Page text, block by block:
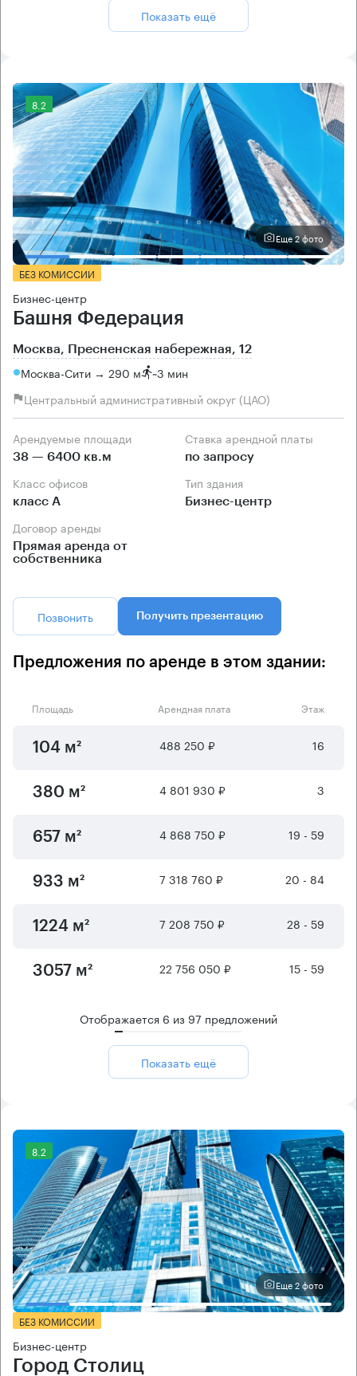
Показать ещё
8.2
Еще 2 фото
БЕЗ КОМИССИИ
Бизнес-центр
Башня Федерация
Москва, Пресненская набережная, 12
Москва-Сити → 290 м ~3 мин
Центральный административный округ (ЦАО)
Арендуемые площади
38 — 6400 кв.м
Ставка арендной платы
по запросу
Класс офисов
класс А
Тип здания
Бизнес-центр
Договор аренды
Прямая аренда от
собственника
Позвонить Получить презентацию
Предложения по аренде в этом здании:
Площадь Арендная плата Этаж
104 м² 488 250 ₽ 16
380 м² 4 801 930 ₽ 3
657 м² 4 868 750 ₽ 19 - 59
933 м² 7 318 760 ₽ 20 - 84
1224 м² 7 208 750 ₽ 28 - 59
3057 м² 22 756 050 ₽ 15 - 59
Отображается 6 из 97 предложений
Показать ещё
8.2
Еще 2 фото
БЕЗ КОМИССИИ
Бизнес-центр
Город Столиц